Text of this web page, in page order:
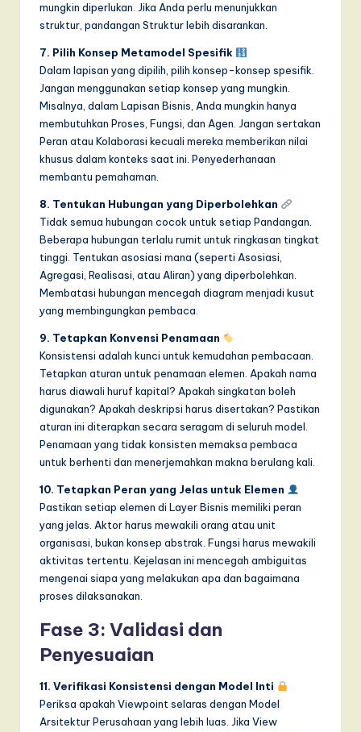
mungkin diperlukan. Jika Anda perlu menunjukkan
struktur, pandangan Struktur lebih disarankan.
7. Pilih Konsep Metamodel Spesifik
Dalam lapisan yang dipilih, pilih konsep-konsep spesifik.
Jangan menggunakan setiap konsep yang mungkin.
Misalnya, dalam Lapisan Bisnis, Anda mungkin hanya
membutuhkan Proses, Fungsi, dan Agen. Jangan sertakan
Peran atau Kolaborasi kecuali mereka memberikan nilai
khusus dalam konteks saat ini. Penyederhanaan
membantu pemahaman.
8. Tentukan Hubungan yang Diperbolehkan
Tidak semua hubungan cocok untuk setiap Pandangan.
Beberapa hubungan terlalu rumit untuk ringkasan tingkat
tinggi. Tentukan asosiasi mana (seperti Asosiasi,
Agregasi, Realisasi, atau Aliran) yang diperbolehkan.
Membatasi hubungan mencegah diagram menjadi kusut
yang membingungkan pembaca.
9. Tetapkan Konvensi Penamaan
Konsistensi adalah kunci untuk kemudahan pembacaan.
Tetapkan aturan untuk penamaan elemen. Apakah nama
harus diawali huruf kapital? Apakah singkatan boleh
digunakan? Apakah deskripsi harus disertakan? Pastikan
aturan ini diterapkan secara seragam di seluruh model.
Penamaan yang tidak konsisten memaksa pembaca
untuk berhenti dan menerjemahkan makna berulang kali.
10. Tetapkan Peran yang Jelas untuk Elemen
Pastikan setiap elemen di Layer Bisnis memiliki peran
yang jelas. Aktor harus mewakili orang atau unit
organisasi, bukan konsep abstrak. Fungsi harus mewakili
aktivitas tertentu. Kejelasan ini mencegah ambiguitas
mengenai siapa yang melakukan apa dan bagaimana
proses dilaksanakan.
Fase 3: Validasi dan
Penyesuaian
11. Verifikasi Konsistensi dengan Model Inti
Periksa apakah Viewpoint selaras dengan Model
Arsitektur Perusahaan yang lebih luas. Jika View